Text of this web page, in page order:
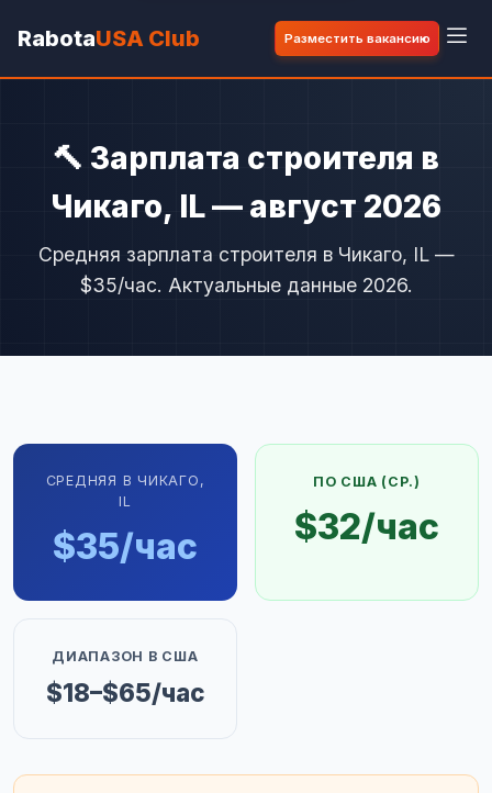
RabotaUSA Club Разместить вакансию
🔨 Зарплата строителя в
Чикаго, IL — август 2026
Средняя зарплата строителя в Чикаго, IL —
$35/час. Актуальные данные 2026.
СРЕДНЯЯ В ЧИКАГО,
IL
$35/час
ПО США (СР.)
$32/час
ДИАПАЗОН В США
$18–$65/час